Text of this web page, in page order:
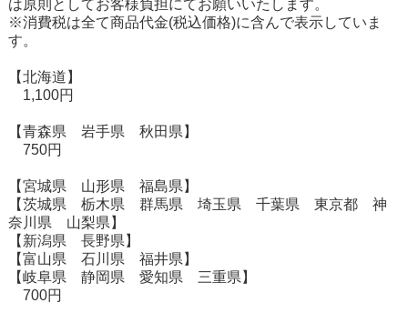
は原則としてお客様負担にてお願いいたします。
※消費税は全て商品代金(税込価格)に含んで表示していま
す。
【北海道】
1,100円
【青森県 岩手県 秋田県】
750円
【宮城県 山形県 福島県】
【茨城県 栃木県 群馬県 埼玉県 千葉県 東京都 神
奈川県 山梨県】
【新潟県 長野県】
【富山県 石川県 福井県】
【岐阜県 静岡県 愛知県 三重県】
700円